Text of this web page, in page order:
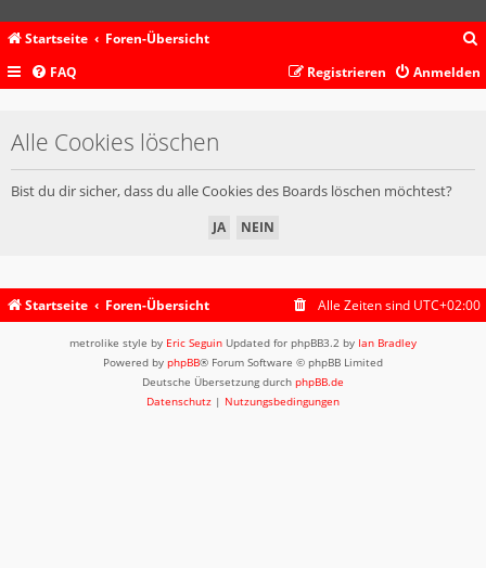
Startseite Foren-Übersicht
c
FAQ Anmelden
Registrieren
Alle Cookies löschen
Bist du dir sicher, dass du alle Cookies des Boards löschen möchtest?
Startseite Foren-Übersicht Alle Zeiten sind UTC+02:00
metrolike style by Eric Seguin Updated for phpBB3.2 by Ian Bradley
Powered by phpBB® Forum Software © phpBB Limited
Deutsche Übersetzung durch phpBB.de
Datenschutz | Nutzungsbedingungen